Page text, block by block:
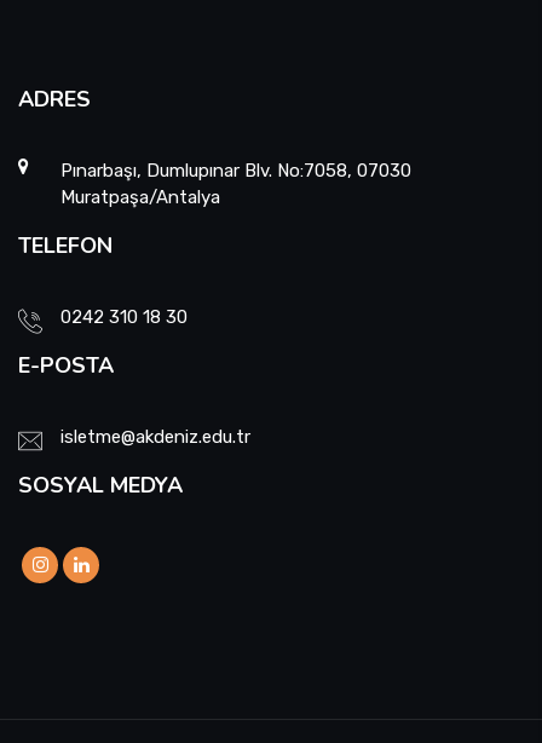
ADRES
Pınarbaşı, Dumlupınar Blv. No:7058, 07030
Muratpaşa/Antalya
TELEFON
0242 310 18 30
E-POSTA
isletme@akdeniz.edu.tr
SOSYAL MEDYA